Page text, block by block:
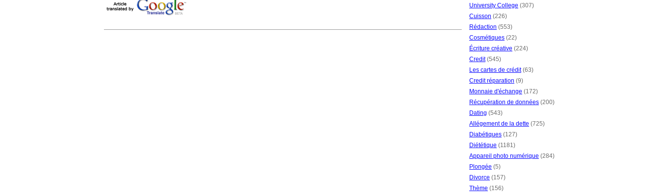
University College (307)
Cuisson (226)
Rédaction (553)
Cosmétiques (22)
Écriture créative (224)
Credit(545)
Les cartes de crédit(63)
Credit réparation (9)
Monnaie d'échange (172)
Récupération de données (200)
Dating (543)
Allégement de la dette (725)
Diabétiques (127)
Diététique (1181)
Appareil photo numérique (284)
Plongée (5)
Divorce (157)
Thème (156)